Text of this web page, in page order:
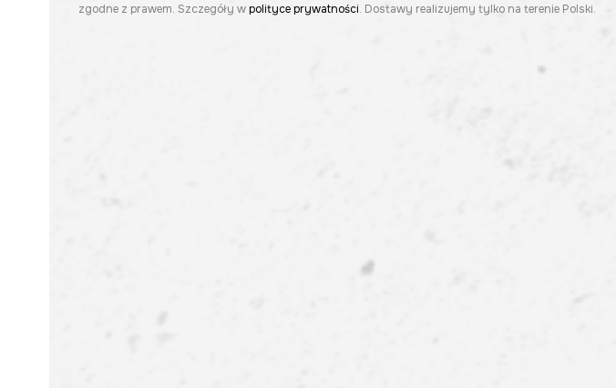
zgodne z prawem. Szczegóły w polityce prywatności. Dostawy realizujemy tylko na terenie Polski.